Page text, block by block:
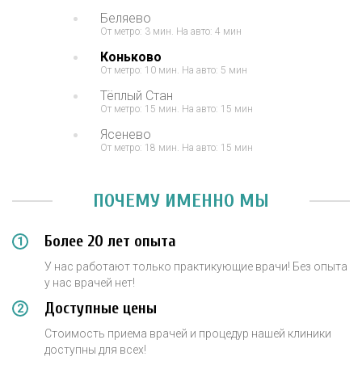
Беляево
От метро: 3 мин. На авто: 4 мин
Коньково
От метро: 10 мин. На авто: 5 мин
Тёплый Стан
От метро: 15 мин. На авто: 15 мин
Ясенево
От метро: 18 мин. На авто: 15 мин
ПОЧЕМУ ИМЕННО МЫ
Более 20 лет опыта
У нас работают только практикующие врачи! Без опыта
у нас врачей нет!
Доступные цены
Стоимость приема врачей и процедур нашей клиники
доступны для всех!